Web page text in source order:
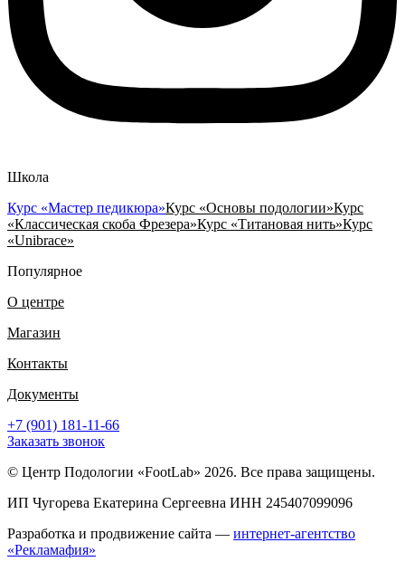
Школа
Курс «Мастер педикюра»Курс «Основы подологии»Курс
«Классическая скоба Фрезера»Курс «Титановая нить»Курс
«Unibrace»
Популярное
О центре
Магазин
Контакты
Документы
+7 (901) 181-11-66
Заказать звонок
© Центр Подологии «FootLab» 2026. Все права защищены.
ИП Чугорева Екатерина Сергеевна ИНН 245407099096
Разработка и продвижение сайта — интернет-агентство
«Рекламафия»